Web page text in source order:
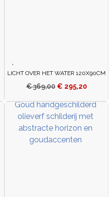
LICHT OVER HET WATER 120X90CM
€369,00 € 295,20